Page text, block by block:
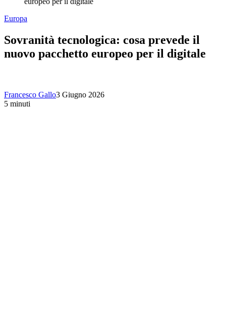
Europa
Sovranità tecnologica: cosa prevede il
nuovo pacchetto europeo per il digitale
Francesco Gallo3 Giugno 2026
5 minuti